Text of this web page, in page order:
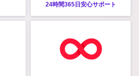
24時間365日安心サポート